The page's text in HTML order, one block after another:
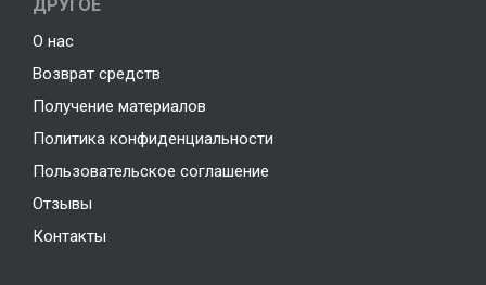
ДРУГОЕ
О нас
Возврат средств
Получение материалов
Политика конфиденциальности
Пользовательское соглашение
Отзывы
Контакты